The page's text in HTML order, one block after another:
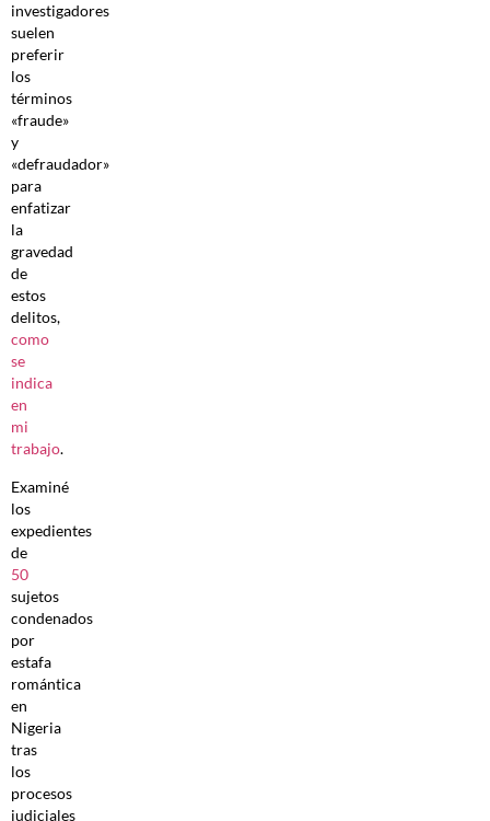
investigadores
suelen
preferir
los
términos
«fraude»
y
«defraudador»
para
enfatizar
la
gravedad
de
estos
delitos,
como
se
indica
en
mi
trabajo.
Examiné
los
expedientes
de
50
sujetos
condenados
por
estafa
romántica
en
Nigeria
tras
los
procesos
judiciales